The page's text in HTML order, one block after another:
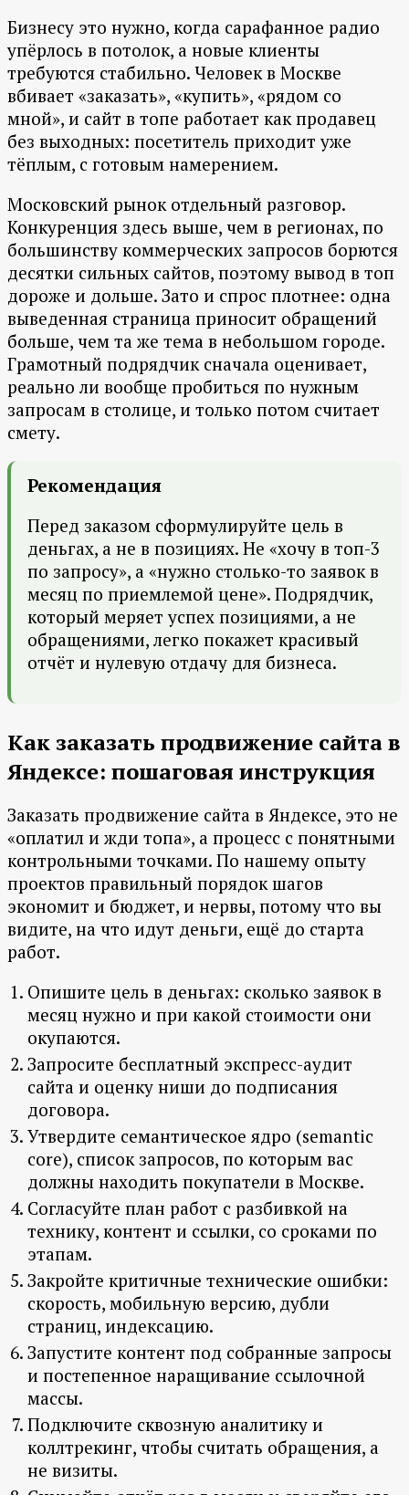
Бизнесу это нужно, когда сарафанное радио
упёрлось в потолок, а новые клиенты
требуются стабильно. Человек в Москве
вбивает «заказать», «купить», «рядом со
мной», и сайт в топе работает как продавец
без выходных: посетитель приходит уже
тёплым, с готовым намерением.
Московский рынок отдельный разговор.
Конкуренция здесь выше, чем в регионах, по
большинству коммерческих запросов борются
десятки сильных сайтов, поэтому вывод в топ
дороже и дольше. Зато и спрос плотнее: одна
выведенная страница приносит обращений
больше, чем та же тема в небольшом городе.
Грамотный подрядчик сначала оценивает,
реально ли вообще пробиться по нужным
запросам в столице, и только потом считает
смету.
Рекомендация
Перед заказом сформулируйте цель в
деньгах, а не в позициях. Не «хочу в топ-3
по запросу», а «нужно столько-то заявок в
месяц по приемлемой цене». Подрядчик,
который меряет успех позициями, а не
обращениями, легко покажет красивый
отчёт и нулевую отдачу для бизнеса.
Как заказать продвижение сайта в
Яндексе: пошаговая инструкция
Заказать продвижение сайта в Яндексе, это не
«оплатил и жди топа», а процесс с понятными
контрольными точками. По нашему опыту
проектов правильный порядок шагов
экономит и бюджет, и нервы, потому что вы
видите, на что идут деньги, ещё до старта
работ.
Опишите цель в деньгах: сколько заявок в
месяц нужно и при какой стоимости они
окупаются.
Запросите бесплатный экспресс-аудит
сайта и оценку ниши до подписания
договора.
Утвердите семантическое ядро (semantic
core), список запросов, по которым вас
должны находить покупатели в Москве.
Согласуйте план работ с разбивкой на
технику, контент и ссылки, со сроками по
этапам.
Закройте критичные технические ошибки:
скорость, мобильную версию, дубли
страниц, индексацию.
Запустите контент под собранные запросы
и постепенное наращивание ссылочной
массы.
Подключите сквозную аналитику и
коллтрекинг, чтобы считать обращения, а
не визиты.